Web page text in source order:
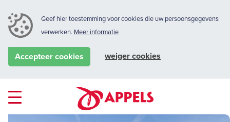
Geef hier toestemming voor cookies die uw persoonsgegevens
verwerken. Meer informatie
Accepteer cookies weiger cookies